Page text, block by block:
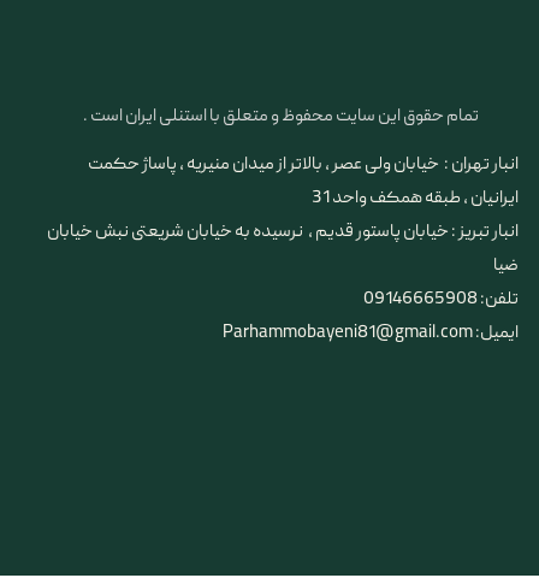
تمام حقوق این سایت محفوظ و متعلق با استنلی ایران است .
انبار تهران : خیابان ولی عصر ، بالاتر از میدان منیریه ، پاساژ حکمت
ایرانیان ، طبقه همکف واحد 31
​​​​​​​انبار تبریز : خیابان پاستور قدیم ، نرسیده به خیابان شریعتی نبش خیابان
ضیا
تلفن: 09146665908
ایمیل: Parhammobayeni81@gmail.com